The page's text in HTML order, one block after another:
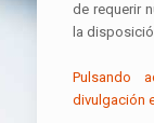
de requerir
la
Pulsando
divulgación